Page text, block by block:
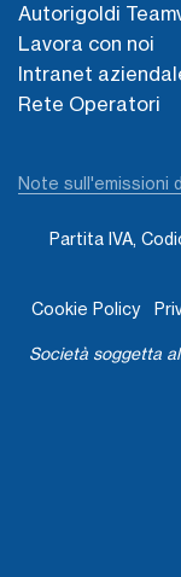
Autorigoldi
Lavora con noi
Intranet
Rete Operatori
Note sull'emissioni
Partita IVA,
Cookie Policy
Società soggetta